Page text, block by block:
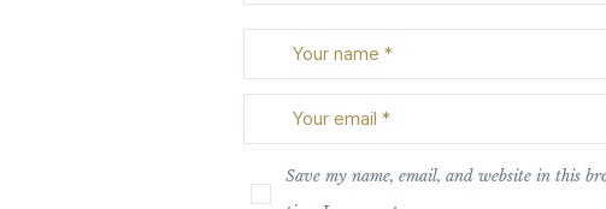
Save my name, email, and website in this